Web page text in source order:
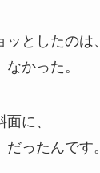
としたのは、
かった。
に、
ったんです。